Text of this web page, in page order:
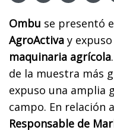
Ombu se presentó
AgroActiva y
maquinaria agrícola
de la muestra más
expuso una amplia
campo. En relación
Responsable de